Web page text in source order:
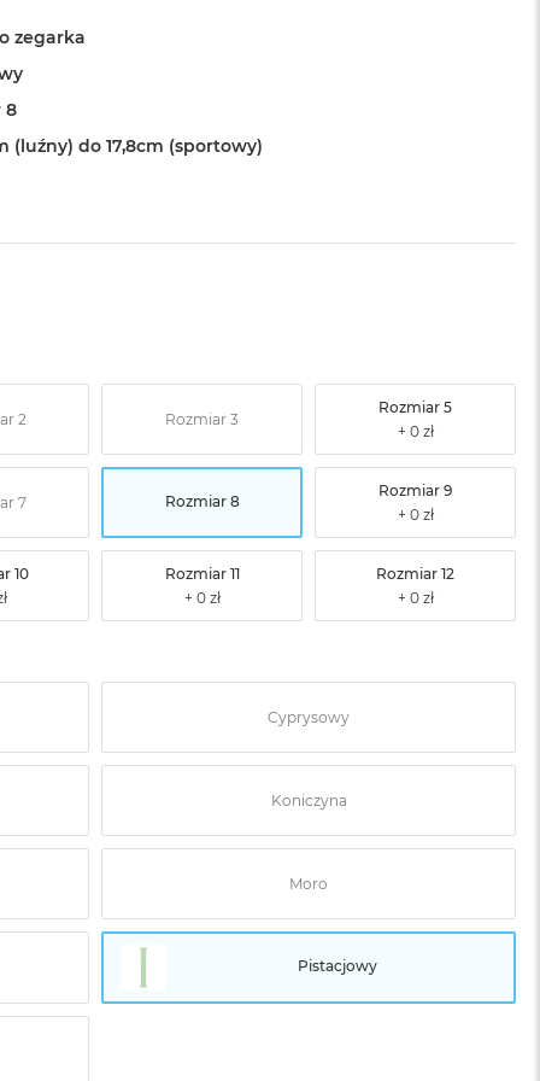
zegarka
8
(luźny) do 17,8cm (sportowy)
2 Rozmiar 3
Rozmiar 5
7 Rozmiar 8
Rozmiar 9
10 Rozmiar 11 Rozmiar 12
Cyprysowy
Koniczyna
Moro
Pistacjowy